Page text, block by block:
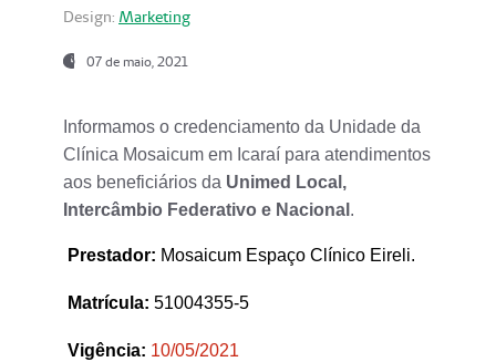
Design: Marketing
07 de maio, 2021
Informamos o credenciamento da Unidade da
Clínica Mosaicum em Icaraí para atendimentos
aos beneficiários da Unimed Local,
Intercâmbio Federativo e Nacional .
Prestador: Mosaicum Espaço Clínico Eireli.
Matrícula: 51004355-5
Vigência: 10/05/2021